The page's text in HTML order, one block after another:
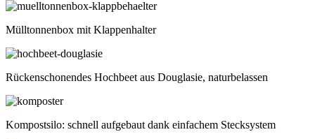
Mülltonnenbox mit Klappenhalter
Rückenschonendes Hochbeet aus Douglasie, naturbelassen
Kompostsilo: schnell aufgebaut dank einfachem Stecksystem